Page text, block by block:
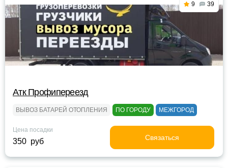
9 39
Атк Профипереезд
ВЫВОЗ БАТАРЕЙ ОТОПЛЕНИЯ ПО ГОРОДУ МЕЖГОРОД
Цена посадки
350 руб Связаться